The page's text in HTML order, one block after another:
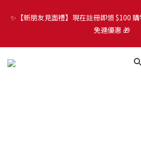
（petzoo.com.tw）將正式切換至本網
會員權益及常見問題
✨【新朋友見面禮】現在註冊即領 $100
免運優惠 🎁
🐾 歡迎來到 PETZOO 新官網！8/